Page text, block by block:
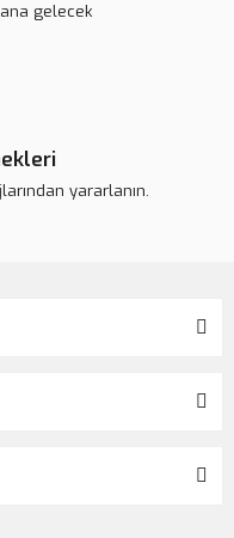
gelecek
yararlanın.